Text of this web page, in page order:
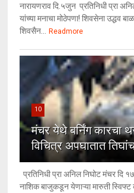
नारायणराव दि.५जुन प्रतिनिधी प्रा
यांच्या मनाचा मोठेपणा! शिवसेना उद्धव
शिवसैन... Readmore
10
मंचर येथे बर्निंग कारचा
विचित्र अपघातात
प्रतिनिधी प्रा अनिल निघोट मंचर दि
नाशिक बाजुकडून येणाऱ्या मारुती